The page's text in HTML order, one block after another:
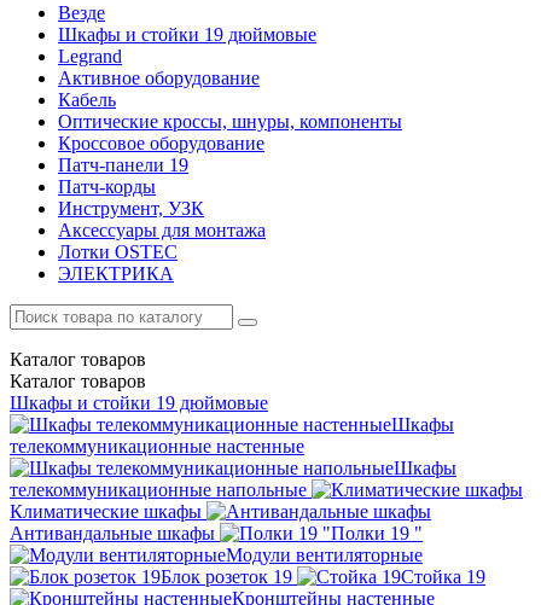
Везде
Шкафы и стойки 19 дюймовые
Legrand
Активное оборудование
Кабель
Оптические кроссы, шнуры, компоненты
Кроссовое оборудование
Патч-панели 19
Патч-корды
Инструмент, УЗК
Аксессуары для монтажа
Лотки OSTEC
ЭЛЕКТРИКА
Каталог товаров
Каталог товаров
Шкафы и стойки 19 дюймовые
Шкафы
телекоммуникационные настенные
Шкафы
телекоммуникационные напольные
Климатические шкафы
Антивандальные шкафы
Полки 19 "
Модули вентиляторные
Блок розеток 19
Стойка 19
Кронштейны настенные